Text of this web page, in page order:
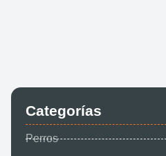
Categorías
Perros